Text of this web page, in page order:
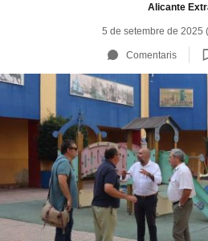
Alicante
5 de setembre de 2025
Comentaris